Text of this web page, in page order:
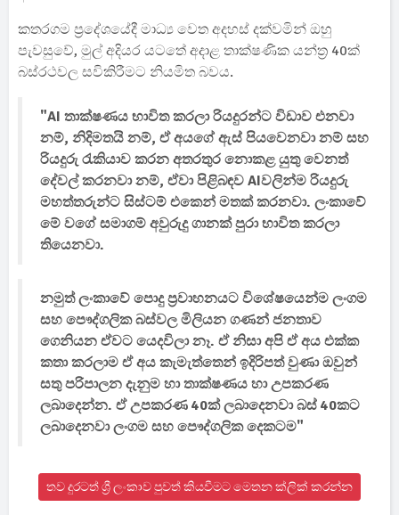
කතරගම ප්‍රදේශයේදී මාධ්‍ය වෙත අදහස් දක්වමින් ඔහු
පැවසුවේ, මුල් අදියර යටතේ අදාළ තාක්ෂණික යන්ත්‍ර 40ක්
බස්රථවල සවිකිරීමට නියමිත බවය.
"AI තාක්ෂණය භාවිත කරලා රියදුරන්ට විඩාව එනවා
නම්, නිදිමතයි නම්, ඒ අයගේ ඇස් පියවෙනවා නම් සහ
රියදුරු රැකියාව කරන අතරතුර නොකළ යුතු වෙනත්
දේවල් කරනවා නම්, ඒවා පිළිබඳව AIවලින්ම රියදුරු
මහත්තරුන්ට සිස්ටම් එකෙන් මතක් කරනවා. ලංකාවේ
මේ වගේ සමාගම් අවුරුදු ගානක් පුරා භාවිත කරලා
තියෙනවා.
නමුත් ලංකාවේ පොදු ප්‍රවාහනයට විශේෂයෙන්ම ලංගම
සහ පෞද්ගලික බස්වල මිලියන ගණන් ජනතාව
ගෙනියන ඒවට යෙදවිලා නෑ. ඒ නිසා අපි ඒ අය එක්ක
කතා කරලාම ඒ අය කැමැත්තෙන් ඉදිරිපත් වුණා ඔවුන්
සතු පරිපාලන දැනුම හා තාක්ෂණය හා උපකරණ
ලබාදෙන්න. ඒ උපකරණ 40ක් ලබාදෙනවා බස් 40කට
ලබාදෙනවා ලංගම සහ පෞද්ගලික දෙකටම"
තව දුරටත් ශ්‍රී ලංකාව පුවත් කියවීමට මෙතන ක්ලික් කරන්න